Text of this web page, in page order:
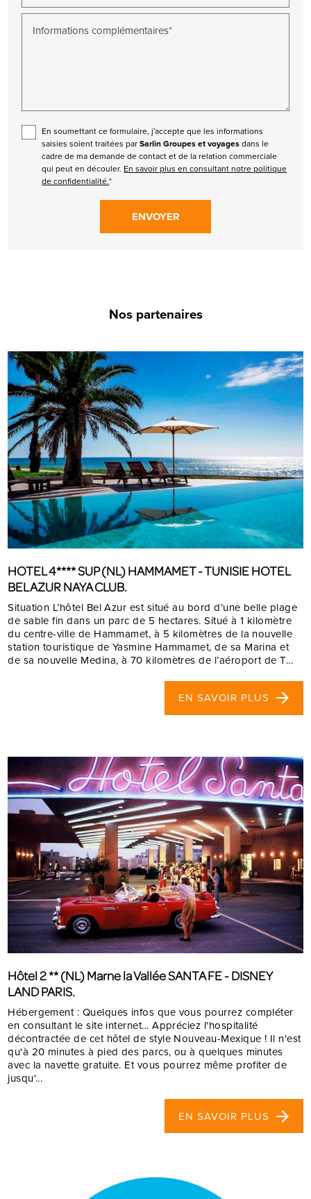
Informations complémentaires*
En soumettant ce formulaire, j'accepte que les informations
saisies soient traitées parSarlin Groupes et voyagesdans le
cadre de ma demande de contact et de la relation commerciale
qui peut en découler. En savoir plus en consultant notre politique
de confidentialité.*
Nos partenaires
HOTEL 4**** SUP (NL) HAMMAMET - TUNISIE HOTEL
BEL AZUR NAYA CLUB.
Situation L’hôtel Bel Azur est situé au bord d’une belle plage
de sable fin dans un parc de 5 hectares. Situé à 1 kilomètre
du centre-ville de Hammamet, à 5 kilomètres de la nouvelle
station touristique de Yasmine Hammamet, de sa Marina et
de sa nouvelle Medina, à 70 kilomètres de l’aéroport de T...
EN SAVOIR PLUS
Hôtel 2 ** (NL) Marne la Vallée SANTA FE - DISNEY
LAND PARIS.
Hébergement : Quelques infos que vous pourrez compléter
en consultant le site internet… Appréciez l'hospitalité
décontractée de cet hôtel de style Nouveau-Mexique ! Il n'est
qu'à 20 minutes à pied des parcs, ou à quelques minutes
avec la navette gratuite. Et vous pourrez même profiter de
jusqu'...
EN SAVOIR PLUS